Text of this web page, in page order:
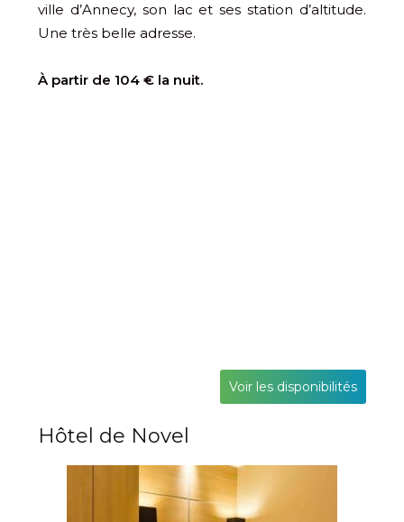
ville d’Annecy, son lac et ses station d’altitude.
Une très belle adresse.
À partir de 104 € la nuit.
Voir les disponibilités
Hôtel de Novel